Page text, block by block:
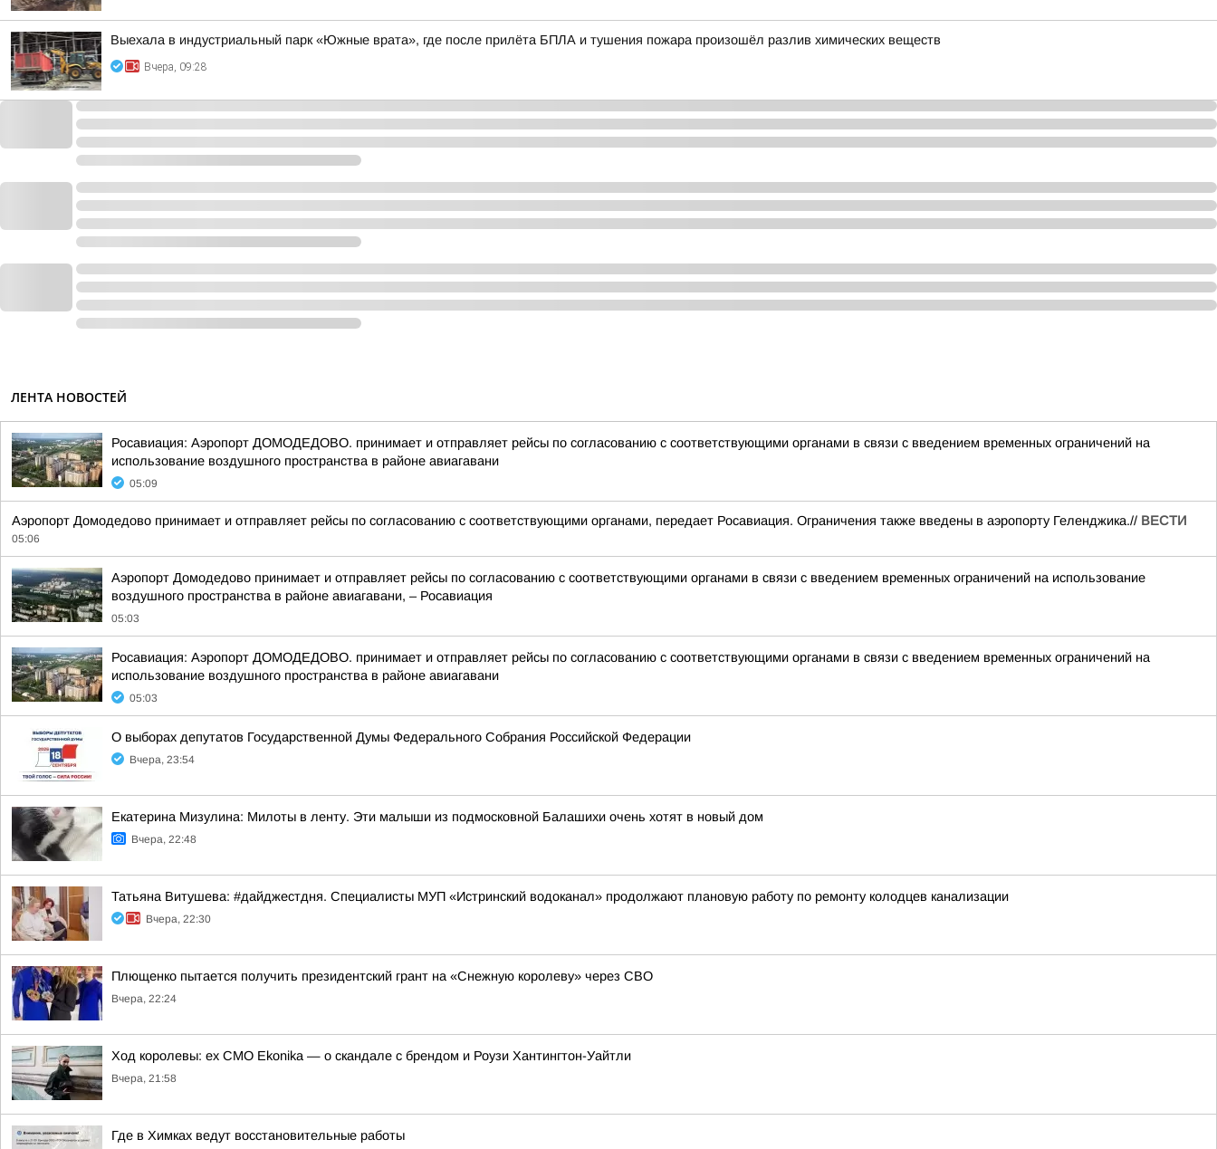
Выехала в индустриальный парк «Южные врата», где после прилёта БПЛА и тушения пожара произошёл разлив химических веществ
Вчера, 09:28
ЛЕНТА НОВОСТЕЙ
Росавиация: Аэропорт ДОМОДЕДОВО. принимает и отправляет рейсы по согласованию с соответствующими органами в связи с введением временных ограничений на
использование воздушного пространства в районе авиагавани
05:09
Аэропорт Домодедово принимает и отправляет рейсы по согласованию с соответствующими органами, передает Росавиация. Ограничения также введены в аэропорту Геленджика.// ВЕСТИ
05:06
Аэропорт Домодедово принимает и отправляет рейсы по согласованию с соответствующими органами в связи с введением временных ограничений на использование
воздушного пространства в районе авиагавани, – Росавиация
05:03
Росавиация: Аэропорт ДОМОДЕДОВО. принимает и отправляет рейсы по согласованию с соответствующими органами в связи с введением временных ограничений на
использование воздушного пространства в районе авиагавани
05:03
О выборах депутатов Государственной Думы Федерального Собрания Российской Федерации
Вчера, 23:54
Екатерина Мизулина: Милоты в ленту. Эти малыши из подмосковной Балашихи очень хотят в новый дом
Вчера, 22:48
Татьяна Витушева: #дайджестдня. Специалисты МУП «Истринский водоканал» продолжают плановую работу по ремонту колодцев канализации
Вчера, 22:30
Плющенко пытается получить президентский грант на «Снежную королеву» через СВО
Вчера, 22:24
Ход королевы: ex CMO Ekonika — о скандале с брендом и Роузи Хантингтон-Уайтли
Вчера, 21:58
Где в Химках ведут восстановительные работы